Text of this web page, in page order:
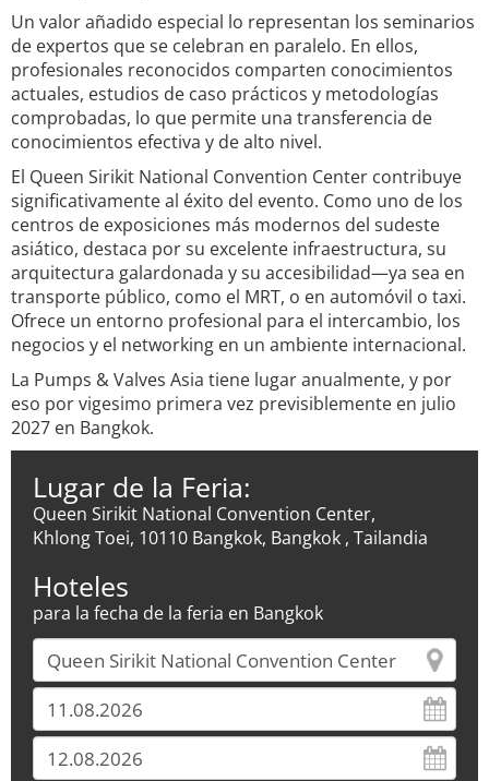
Un valor añadido especial lo representan los seminarios
de expertos que se celebran en paralelo. En ellos,
profesionales reconocidos comparten conocimientos
actuales, estudios de caso prácticos y metodologías
comprobadas, lo que permite una transferencia de
conocimientos efectiva y de alto nivel.
El Queen Sirikit National Convention Center contribuye
significativamente al éxito del evento. Como uno de los
centros de exposiciones más modernos del sudeste
asiático, destaca por su excelente infraestructura, su
arquitectura galardonada y su accesibilidad—ya sea en
transporte público, como el MRT, o en automóvil o taxi.
Ofrece un entorno profesional para el intercambio, los
negocios y el networking en un ambiente internacional.
La Pumps & Valves Asia tiene lugar anualmente, y por
eso por vigesimo primera vez previsiblemente en julio
2027 en Bangkok.
Lugar de la Feria:
Queen Sirikit National Convention Center,
Khlong Toei, 10110 Bangkok, Bangkok , Tailandia
Hoteles
para la fecha de la feria en Bangkok